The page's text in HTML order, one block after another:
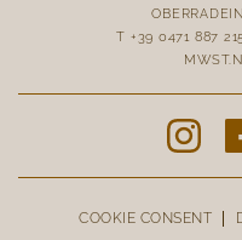
T +39 0471 887 215
COOKIE CONSENT